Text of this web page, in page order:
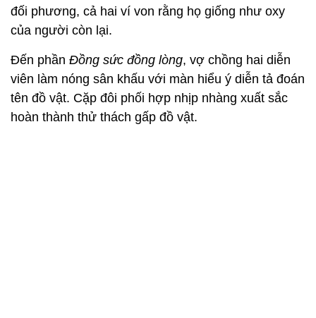
đối phương, cả hai ví von rằng họ giống như oxy
của người còn lại.
Đến phần Đồng sức đồng lòng, vợ chồng hai diễn
viên làm nóng sân khấu với màn hiểu ý diễn tả đoán
tên đồ vật. Cặp đôi phối hợp nhịp nhàng xuất sắc
hoàn thành thử thách gấp đồ vật.